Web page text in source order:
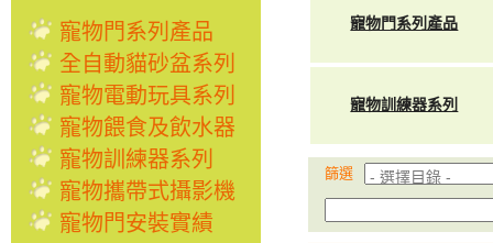
寵物門系列產品
全自動貓砂盆系列
寵物電動玩具系列
寵物餵食及飲水器
寵物訓練器系列
寵物攜帶式攝影機
寵物門安裝實績
寵物門系列產品
寵物訓練器系列
篩選